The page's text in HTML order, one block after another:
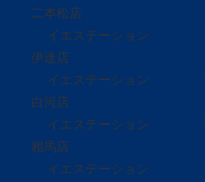
二本松店
イエステーション
伊達店
イエステーション
白河店
イエステーション
相馬店
イエステーション